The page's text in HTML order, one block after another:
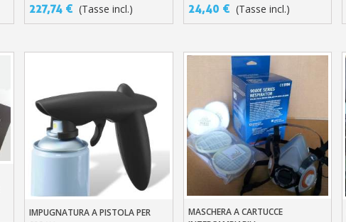
227,74 € (Tasse incl.) 24,40 € (Tasse incl.)
Aggiungi Al Carrello
IMPUGNATURA A PISTOLA PER
Aggiungi Al Carrello
MASCHERA A CARTUCCE